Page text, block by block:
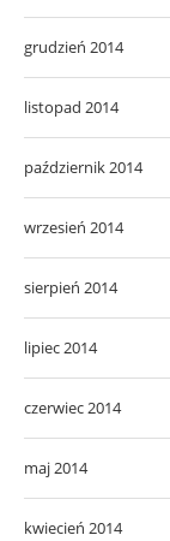
grudzień 2014
listopad 2014
październik 2014
wrzesień 2014
sierpień 2014
lipiec 2014
czerwiec 2014
maj 2014
kwiecień 2014